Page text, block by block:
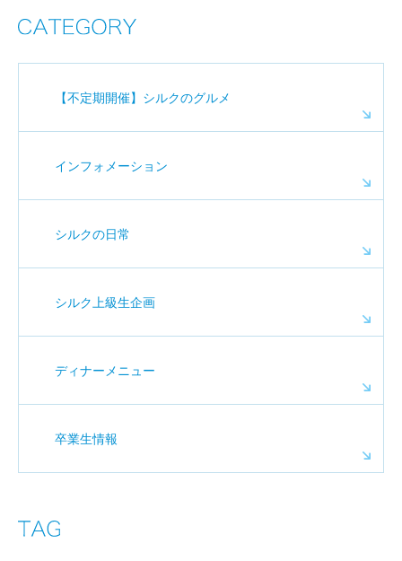
【不定期開催】シルクのグルメ
インフォメーション
シルクの日常
シルク上級生企画
ディナーメニュー
卒業生情報